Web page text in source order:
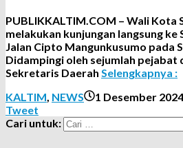
PUBLIKKALTIM.COM – Wali Kota
melakukan kunjungan langsung ke
Jalan Cipto Mangunkusumo pada
Didampingi oleh sejumlah pejabat
Sekretaris Daerah Selengkapnya :
KALTIM, NEWS 1 Desember 2024
Tweet
Cari untuk: